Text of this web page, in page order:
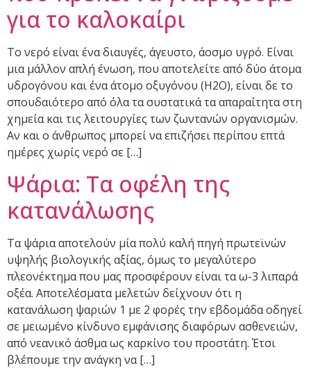
για το καλοκαίρι
Το νερό είναι ένα διαυγές, άγευστο, άοσμο υγρό. Είναι
μια μάλλον απλή ένωση, που αποτελείτε από δύο άτομα
υδρογόνου και ένα άτομο οξυγόνου (Η2Ο), είναι δε το
σπουδαιότερο από όλα τα συστατικά τα απαραίτητα στη
χημεία και τις λειτουργίες των ζωντανών οργανισμών.
Αν και ο άνθρωπος μπορεί να επιζήσει περίπου επτά
ημέρες χωρίς νερό σε […]
Ψάρια: Τα οφέλη της
κατανάλωσης
Τα ψάρια αποτελούν μία πολύ καλή πηγή πρωτεϊνών
υψηλής βιολογικής αξίας, όμως το μεγαλύτερο
πλεονέκτημα που μας προσφέρουν είναι τα ω-3 λιπαρά
οξέα. Αποτελέσματα μελετών δείχνουν ότι η
κατανάλωση ψαριών 1 με 2 φορές την εβδομάδα οδηγεί
σε μειωμένο κίνδυνο εμφάνισης διαφόρων ασθενειών,
από νεανικό άσθμα ως καρκίνο του προστάτη. Έτσι
βλέπουμε την ανάγκη να […]